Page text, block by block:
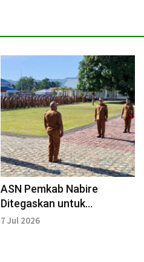
ASN Pemkab Nabire
Ditegaskan untuk
7 Jul 2026